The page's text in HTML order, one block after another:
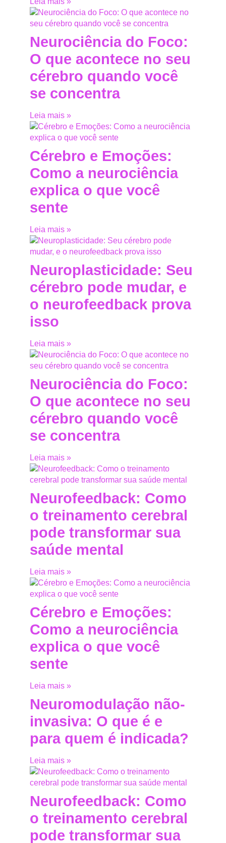
Neurociência do Foco:
O que acontece no seu
cérebro quando você
se concentra
Leia mais »
Cérebro e Emoções:
Como a neurociência
explica o que você
sente
Leia mais »
Neuroplasticidade: Seu
cérebro pode mudar, e
o neurofeedback prova
isso
Leia mais »
Neurociência do Foco:
O que acontece no seu
cérebro quando você
se concentra
Leia mais »
Neurofeedback: Como
o treinamento cerebral
pode transformar sua
saúde mental
Leia mais »
Cérebro e Emoções:
Como a neurociência
explica o que você
sente
Leia mais »
Neuromodulação não-
invasiva: O que é e
para quem é indicada?
Leia mais »
Neurofeedback: Como
o treinamento cerebral
pode transformar sua